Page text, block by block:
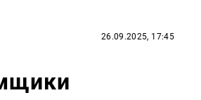
26.09.2025, 17:45